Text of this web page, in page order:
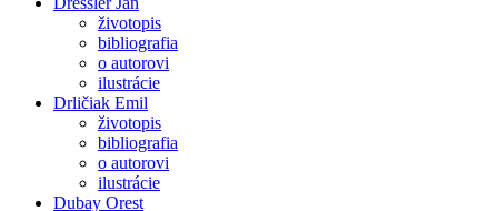
životopis
bibliografia
o autorovi
ilustrácie
Drličiak Emil
životopis
bibliografia
o autorovi
ilustrácie
Dubay Orest